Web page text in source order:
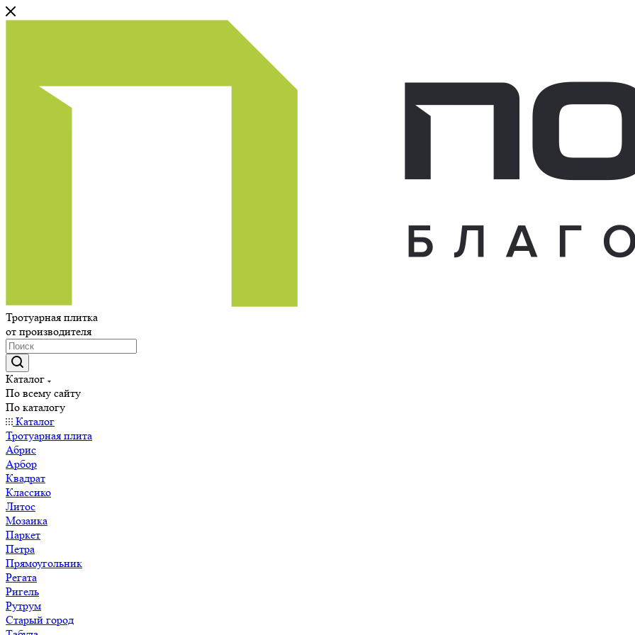
Тротуарная плитка
от производителя
Каталог
По всему сайту
По каталогу
Каталог
Тротуарная плита
Абрис
Арбор
Квадрат
Классико
Литос
Мозаика
Паркет
Петра
Прямоугольник
Регата
Ригель
Рутрум
Старый город